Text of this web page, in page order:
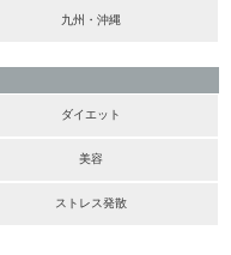
九州・沖縄
ダイエット
美容
ストレス発散